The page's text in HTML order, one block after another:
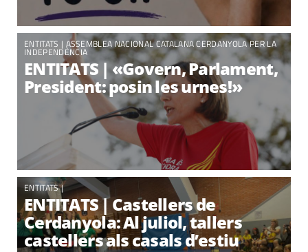
ENTITATS | ASSEMBLEA NACIONAL CATALANA CERDANYOLA PER LA
INDEPENDÈNCIA
ENTITATS | «Govern, Parlament,
President: posin les urnes!»
ENTITATS|
ENTITATS | Castellers de
Cerdanyola: Al juliol, tallers
castellers als casals d’estiu